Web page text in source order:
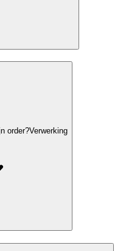
order?Verwerking